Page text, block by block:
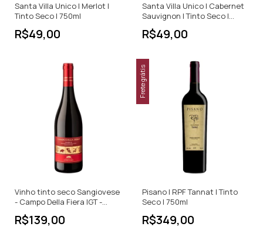
Santa Villa Unico | Merlot |
Tinto Seco | 750ml
R$49,00
Santa Villa Unico | Cabernet
Sauvignon | Tinto Seco |
750ml
R$49,00
Vinho tinto seco Sangiovese
- Campo Della Fiera IGT -
R$139,00
Frete grátis
Pisano | RPF Tannat | Tinto
Seco | 750ml
R$349,00